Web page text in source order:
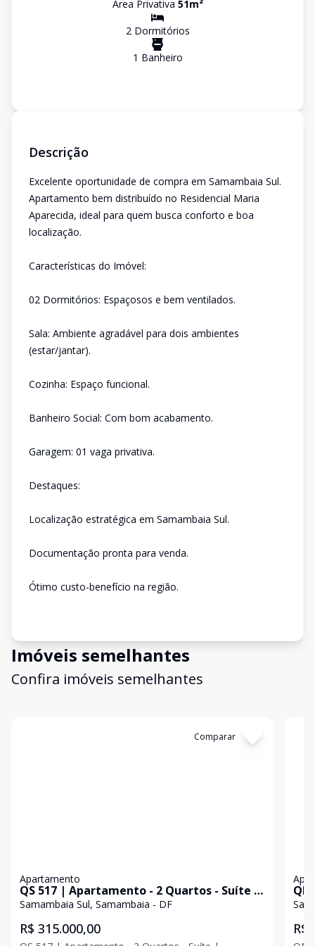
Área Privativa 51m²
2Dormitórios
1 Banheiro
Descrição
Excelente oportunidade de compra em Samambaia Sul.
Apartamento bem distribuído no Residencial Maria
Aparecida, ideal para quem busca conforto e boa
localização.
Características do Imóvel:
02 Dormitórios: Espaçosos e bem ventilados.
Sala: Ambiente agradável para dois ambientes
(estar/jantar).
Cozinha: Espaço funcional.
Banheiro Social: Com bom acabamento.
Garagem: 01 vaga privativa.
Destaques:
Localização estratégica em Samambaia Sul.
Documentação pronta para venda.
Ótimo custo-benefício na região.
Imóveis semelhantes
Confira imóveis semelhantes
Comparar
Apartamento
QS 517 | Apartamento - 2 Quartos - Suíte |
Samambaia Sul
Samambaia Sul, Samambaia - DF
R$ 315.000,00
QN
R$